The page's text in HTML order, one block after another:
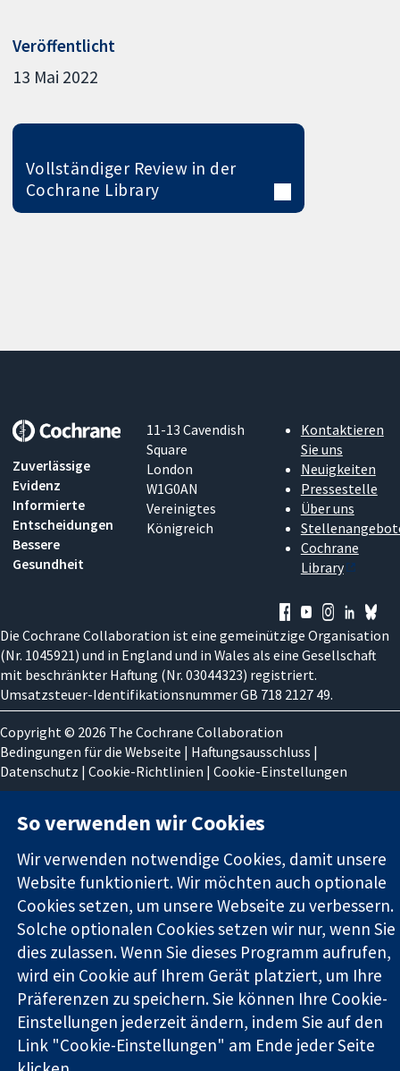
Veröffentlicht
13 Mai 2022
Vollständiger Review in der
Cochrane Library
Zuverlässige
Evidenz
Informierte
Entscheidungen
Bessere
Gesundheit
11-13 Cavendish
Square
London
W1G0AN
Vereinigtes
Königreich
Kontaktieren
Sie uns
Neuigkeiten
Pressestelle
Über uns
Cochrane
Library
Die Cochrane Collaboration ist eine gemeinützige Organisation
(Nr. 1045921) und in England und in Wales als eine Gesellschaft
mit beschränkter Haftung (Nr. 03044323) registriert.
Umsatzsteuer-Identifikationsnummer GB 718 2127 49.
Copyright © 2026 The Cochrane Collaboration
Bedingungen für die Webseite | Haftungsausschluss |
Datenschutz | Cookie-Richtlinien | Cookie-Einstellungen
So verwenden wir Cookies
Wir verwenden notwendige Cookies, damit unsere
Website funktioniert. Wir möchten auch optionale
Cookies setzen, um unsere Webseite zu verbessern.
Solche optionalen Cookies setzen wir nur, wenn Sie
dies zulassen. Wenn Sie dieses Programm aufrufen,
wird ein Cookie auf Ihrem Gerät platziert, um Ihre
Präferenzen zu speichern. Sie können Ihre Cookie-
Einstellungen jederzeit ändern, indem Sie auf den
Link "Cookie-Einstellungen" am Ende jeder Seite